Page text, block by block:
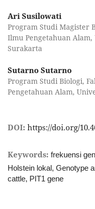
Ari Susilowati
Program Studi Magister
Ilmu Pengetahuan
Surakarta
Sutarno Sutarno
Program Studi Biologi,
Pengetahuan Alam,
DOI:https://doi.org/
Keywords:frekuensi
Holstein lokal, Genotype
cattle, PIT1 gene